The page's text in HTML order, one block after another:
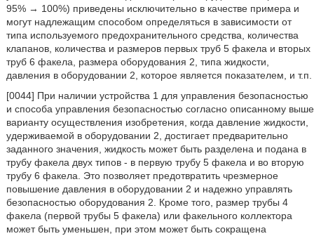
95% → 100%) приведены исключительно в качестве примера и
могут надлежащим способом определяться в зависимости от
типа используемого предохранительного средства, количества
клапанов, количества и размеров первых труб 5 факела и вторых
труб 6 факела, размера оборудования 2, типа жидкости,
давления в оборудовании 2, которое является показателем, и т.п.
[0044] При наличии устройства 1 для управления безопасностью
и способа управления безопасностью согласно описанному выше
варианту осуществления изобретения, когда давление жидкости,
удерживаемой в оборудовании 2, достигает предварительно
заданного значения, жидкость может быть разделена и подана в
трубу факела двух типов - в первую трубу 5 факела и во вторую
трубу 6 факела. Это позволяет предотвратить чрезмерное
повышение давления в оборудовании 2 и надежно управлять
безопасностью оборудования 2. Кроме того, размер трубы 4
факела (первой трубы 5 факела) или факельного коллектора
может быть уменьшен, при этом может быть сокращена